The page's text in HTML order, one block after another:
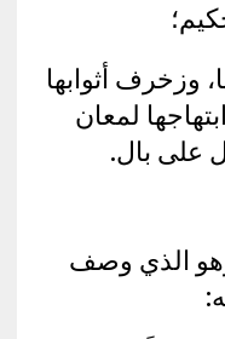
وزخرف أثوابها
لمعان
على بال.
الذي وصف